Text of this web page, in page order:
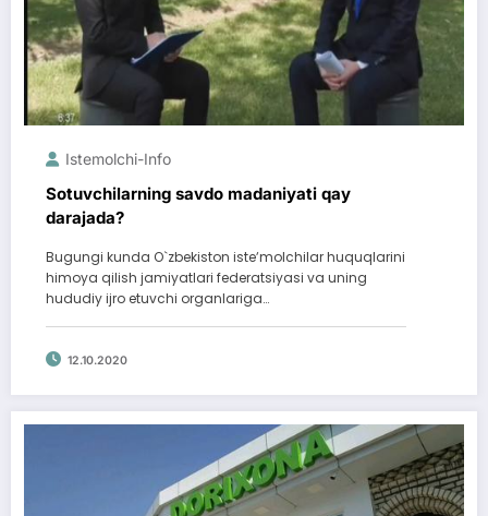
Istemolchi-Info
Sotuvchilarning savdo madaniyati qay
darajada?
Bugungi kunda O`zbekiston isteʼmolchilar huquqlarini
himoya qilish jamiyatlari federatsiyasi va uning
hududiy ijro etuvchi organlariga…
12.10.2020